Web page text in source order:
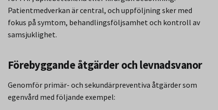
Patientmedverkan är central, och uppföljning sker med
fokus på symtom, behandlingsföljsamhet och kontroll av
samsjuklighet.
Förebyggande åtgärder och levnadsvanor
Genomför primär- och sekundärpreventiva åtgärder som
egenvård med följande exempel: